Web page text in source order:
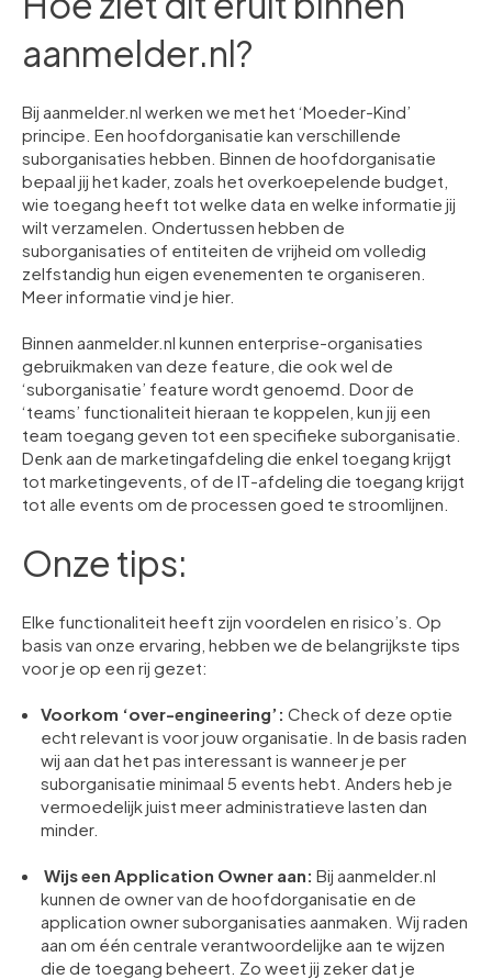
aanmelder.nl?
Bij aanmelder.nl werken we met het ‘Moeder-Kind’
principe. Een hoofdorganisatie kan verschillende
suborganisaties hebben. Binnen de hoofdorganisatie
bepaal jij het kader, zoals het overkoepelende budget,
wie toegang heeft tot welke data en welke informatie jij
wilt verzamelen. Ondertussen hebben de
suborganisaties of entiteiten de vrijheid om volledig
zelfstandig hun eigen evenementen te organiseren.
Meer informatie vind je hier.
Binnen aanmelder.nl kunnen enterprise-organisaties
gebruikmaken van deze feature, die ook wel de
‘suborganisatie’ feature wordt genoemd. Door de
‘teams’ functionaliteit hieraan te koppelen, kun jij een
team toegang geven tot een specifieke suborganisatie.
Denk aan de marketingafdeling die enkel toegang krijgt
tot marketingevents, of de IT-afdeling die toegang krijgt
tot alle events om de processen goed te stroomlijnen.
Onze tips:
Elke functionaliteit heeft zijn voordelen en risico’s. Op
basis van onze ervaring, hebben we de belangrijkste tips
voor je op een rij gezet:
Voorkom ‘over-engineering’: Check of deze optie
echt relevant is voor jouw organisatie. In de basis raden
wij aan dat het pas interessant is wanneer je per
suborganisatie minimaal 5 events hebt. Anders heb je
vermoedelijk juist meer administratieve lasten dan
minder.
Wijs een Application Owner aan: Bij aanmelder.nl
kunnen de owner van de hoofdorganisatie en de
application owner suborganisaties aanmaken. Wij raden
aan om één centrale verantwoordelijke aan te wijzen
die de toegang beheert. Zo weet jij zeker dat je